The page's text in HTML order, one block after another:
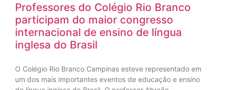
Professores do Colégio Rio Branco
participam do maior congresso
internacional de ensino de língua
inglesa do Brasil
O Colégio Rio Branco Campinas esteve representado em
um dos mais importantes eventos de educação e ensino